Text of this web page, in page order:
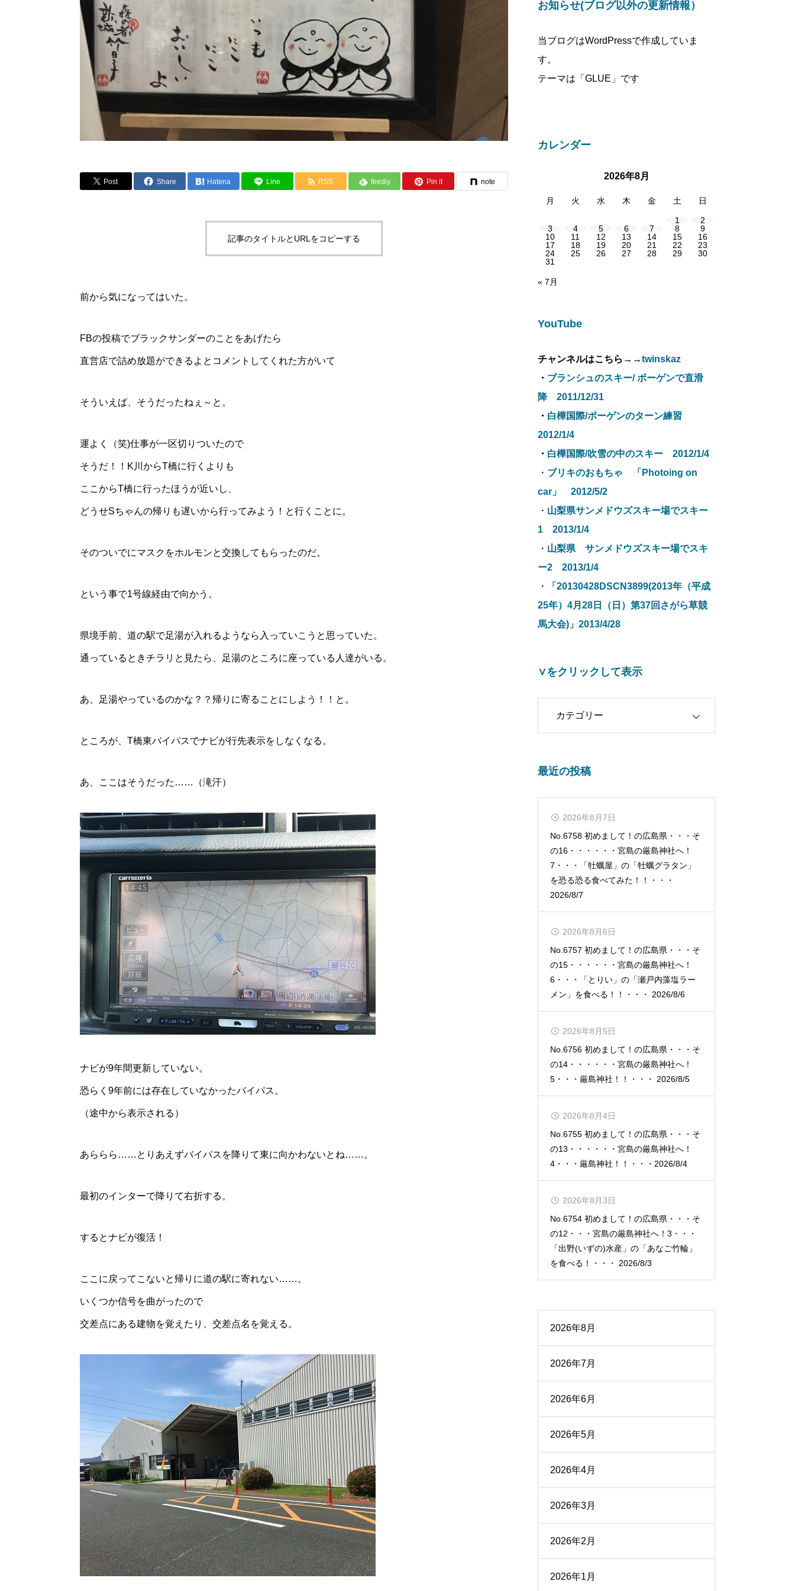
Post Share Hatena Line RSS feedly Pin it note
記事のタイトルとURLをコピーする
前から気になってはいた。
FBの投稿でブラックサンダーのことをあげたら
直営店で詰め放題ができるよとコメントしてくれた方がいて
そういえば、そうだったねぇ～と。
運よく（笑)仕事が一区切りついたので
そうだ！！K川からT橋に行くよりも
ここからT橋に行ったほうが近いし、
どうせSちゃんの帰りも遅いから行ってみよう！と行くことに。
そのついでにマスクをホルモンと交換してもらったのだ。
という事で1号線経由で向かう。
県境手前、道の駅で足湯が入れるようなら入っていこうと思っていた。
通っているときチラリと見たら、足湯のところに座っている人達がいる。
あ、足湯やっているのかな？？帰りに寄ることにしよう！！と。
ところが、T橋東バイパスでナビが行先表示をしなくなる。
あ、ここはそうだった……（滝汗）
ナビが9年間更新していない。
恐らく9年前には存在していなかったバイパス。
（途中から表示される）
あららら……とりあえずバイパスを降りて東に向かわないとね……。
最初のインターで降りて右折する。
するとナビが復活！
ここに戻ってこないと帰りに道の駅に寄れない……。
いくつか信号を曲がったので
交差点にある建物を覚えたり、交差点名を覚える。
お知らせ(ブログ以外の更新情報）
当ブログはWordPressで作成していま
す。
テーマは「GLUE」です
カレンダー
2026年8月
月 火 水 木 金 土 日
1
2
3
4 5 6 7 8
9
10
11 12 13 14 15
16
17
18 19 20 21 22
23
24
25 26 27 28 29
30
31
« 7月
YouTube
チャンネルはこちら→→twinskaz
・ ブランシュのスキー/ ボーゲンで直滑
降 2011/12/31
・ 白樺国際/ボーゲンのターン練習
2012/1/4
・ 白樺国際/吹雪の中のスキー 2012/1/4
・ ブリキのおもちゃ 「Photoing on
car」 2012/5/2
・ 山梨県サンメドウズスキー場でスキー
1 2013/1/4
・ 山梨県 サンメドウズスキー場でスキ
ー2 2013/1/4
・
「20130428DSCN3899(2013年（平成
25年）4月28日（日）第37回さがら草競
馬大会)」2013/4/28
∨をクリックして表示
最近の投稿
No.6758 初めまして！の広島県・・・そ
の16・・・・・・宮島の厳島神社へ！
7・・・「牡蠣屋」の「牡蠣グラタン」
を恐る恐る食べてみた！！・・・
2026/8/7
2026年8月7日
No.6757 初めまして！の広島県・・・そ
の15・・・・・・宮島の厳島神社へ！
6・・・「とりい」の「瀬戸内藻塩ラー
メン」を食べる！！・・・ 2026/8/6
2026年8月6日
No.6756 初めまして！の広島県・・・そ
の14・・・・・・宮島の厳島神社へ！
5・・・厳島神社！！・・・ 2026/8/5
2026年8月5日
No.6755 初めまして！の広島県・・・そ
の13・・・・・・宮島の厳島神社へ！
4・・・厳島神社！！・・・2026/8/4
2026年8月4日
No.6754 初めまして！の広島県・・・そ
の12・・・宮島の厳島神社へ！3・・・
「出野(いずの)水産」の「あなご竹輪」
を食べる！・・・ 2026/8/3
2026年8月3日
2026年8月
2026年7月
2026年6月
2026年5月
2026年4月
2026年3月
2026年2月
2026年1月